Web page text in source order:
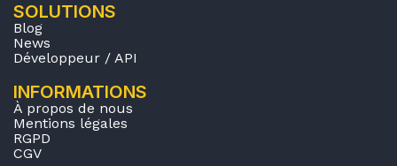
SOLUTIONS
Blog
News
Développeur / API
INFORMATIONS
À propos de nous
Mentions légales
RGPD
CGV